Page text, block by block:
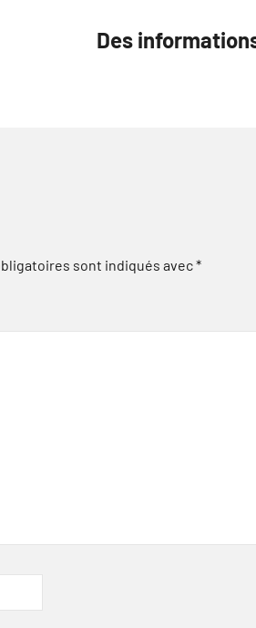
Des
sont indiqués avec*